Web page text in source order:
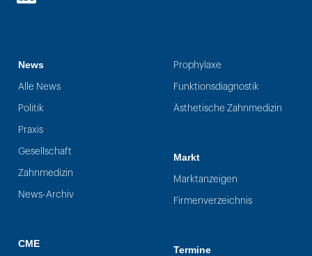
News
Alle News
Politik
Praxis
Gesellschaft
Zahnmedizin
News-Archiv
CME
Prophylaxe
Funktionsdiagnostik
Ästhetische Zahnmedizin
Markt
Marktanzeigen
Firmenverzeichnis
Termine